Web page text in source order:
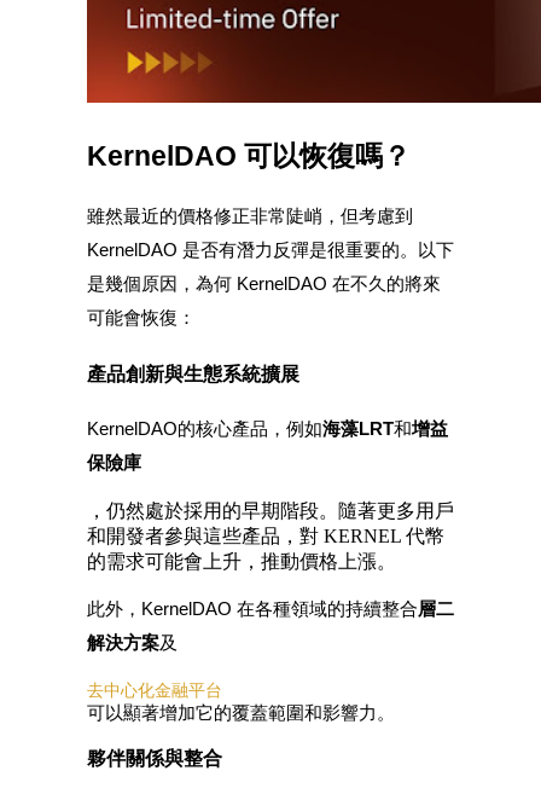
邀請朋友獲得現金獎勵
BTC 專享獎勵
BTC 專享獎勵
充值並交易BTC瓜分 25,000 USDT 獎池！
充值CASHCAT & 赢取
瓜分 500000 CASHCAT 獎池
KernelDAO 可以恢復嗎？
雖然最近的價格修正非常陡峭，但考慮到
KernelDAO 是否有潛力反彈是很重要的。以下
是幾個原因，為何 KernelDAO 在不久的將來
可能會恢復：
產品創新與生態系統擴展
KernelDAO的核心產品，例如海藻LRT和增益
保險庫
，仍然處於採用的早期階段。隨著更多用戶
和開發者參與這些產品，對 KERNEL 代幣
的需求可能會上升，推動價格上漲。
此外，KernelDAO 在各種領域的持續整合層二
解決方案及
去中心化金融平台
可以顯著增加它的覆蓋範圍和影響力。
夥伴關係與整合